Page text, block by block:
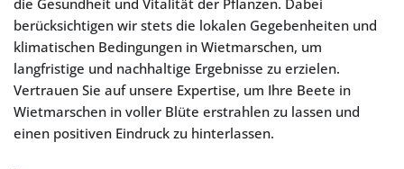
die Gesundheit und Vitalität der Pflanzen. Dabei
berücksichtigen wir stets die lokalen Gegebenheiten und
klimatischen Bedingungen in Wietmarschen, um
langfristige und nachhaltige Ergebnisse zu erzielen.
Vertrauen Sie auf unsere Expertise, um Ihre Beete in
Wietmarschen in voller Blüte erstrahlen zu lassen und
einen positiven Eindruck zu hinterlassen.